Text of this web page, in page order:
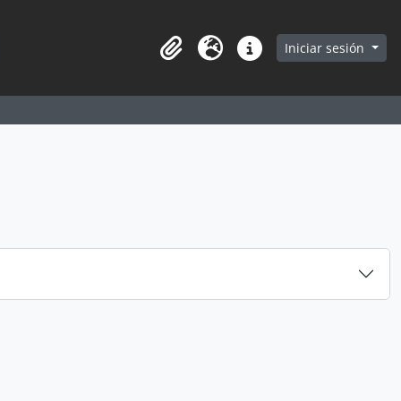
in browse page
Portapapeles
Idioma Enlaces rápidos
Iniciar sesión